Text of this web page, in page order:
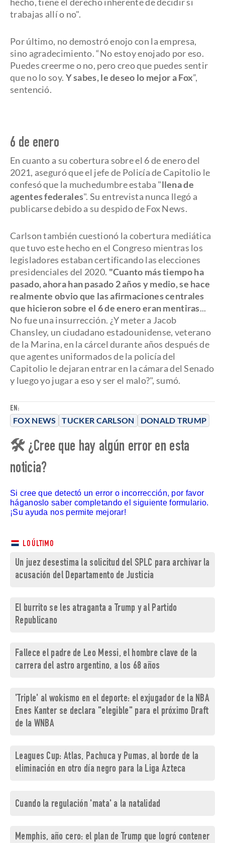
EN:
FOX NEWS TUCKER CARLSON DONALD TRUMP
trabajas allí o no".
Por último, no demostró enojo con la empresa,
sino agradecimiento. “No estoy enojado por eso.
Puedes creerme o no, pero creo que puedes sentir
que no lo soy. Y sabes, le deseo lo mejor a Fox”,
sentenció.
6 de enero
En cuanto a su cobertura sobre el 6 de enero del
2021, aseguró que el jefe de Policía de Capitolio le
confesó que la muchedumbre estaba "llena de
agentes federales". Su entrevista nunca llegó a
publicarse debido a su despido de Fox News.
Carlson también cuestionó la cobertura mediática
que tuvo este hecho en el Congreso mientras los
legisladores estaban certificando las elecciones
presidenciales del 2020. "Cuanto más tiempo ha
pasado, ahora han pasado 2 años y medio, se hace
realmente obvio que las afirmaciones centrales
que hicieron sobre el 6 de enero eran mentiras...
No fue una insurrección. ¿Y meter a Jacob
Chansley, un ciudadano estadounidense, veterano
de la Marina, en la cárcel durante años después de
que agentes uniformados de la policía del
Capitolio le dejaran entrar en la cámara del Senado
y luego yo jugar a eso y ser el malo?", sumó.
🛠 ¿Cree que hay algún error en esta
noticia?
Si cree que detectó un error o incorrección, por favor
háganoslo saber completando el siguiente formulario.
¡Su ayuda nos permite mejorar!
LO ÚLTIMO
Un juez desestima la solicitud del SPLC para archivar la
acusación del Departamento de Justicia
El burrito se les atraganta a Trump y al Partido
Republicano
Fallece el padre de Leo Messi, el hombre clave de la
carrera del astro argentino, a los 68 años
'Triple' al wokismo en el deporte: el exjugador de la NBA
Enes Kanter se declara "elegible" para el próximo Draft
de la WNBA
Leagues Cup: Atlas, Pachuca y Pumas, al borde de la
eliminación en otro día negro para la Liga Azteca
Cuando la regulación 'mata' a la natalidad
Memphis, año cero: el plan de Trump que logró contener